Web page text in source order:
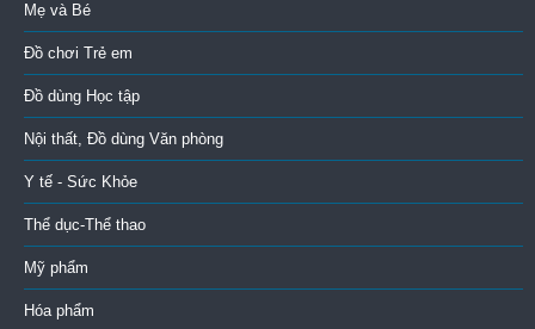
Mẹ và Bé
Đồ chơi Trẻ em
Đồ dùng Học tập
Nội thất, Đồ dùng Văn phòng
Y tế - Sức Khỏe
Thể dục-Thể thao
Mỹ phẩm
Hóa phẩm